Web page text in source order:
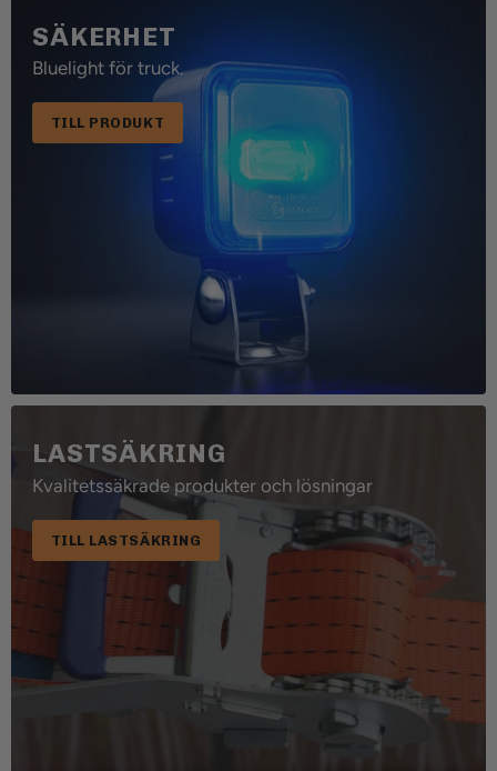
SÄKERHET
Bluelight för truck.
TILL PRODUKT
LASTSÄKRING
Kvalitetssäkrade produkter och lösningar
TILL LASTSÄKRING